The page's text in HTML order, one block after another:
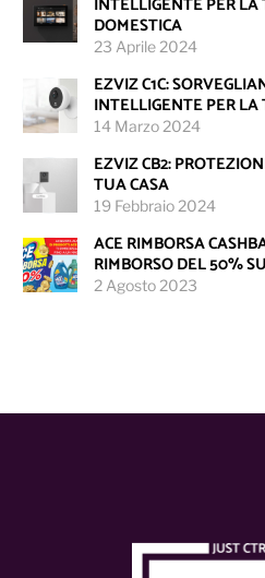
DOMESTICA
23 Aprile 2024
EZVIZ C1C:
INTELLIGENTE PER
14 Marzo 2024
EZVIZ CB2:
TUA CASA
19 Febbraio 2024
ACE RIMBORSA
RIMBORSO DEL 50%
2 Agosto 2023